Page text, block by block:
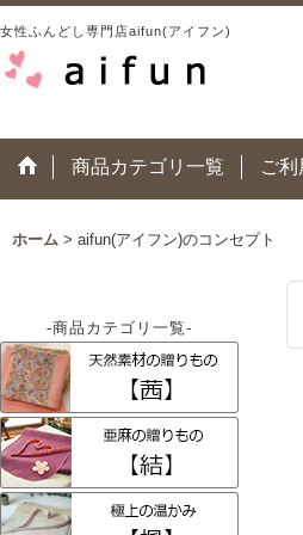
女性ふんどし専門店aifun(アイフン)
商品カテゴリ一覧 ご利
ホーム > aifun(アイフン)のコンセプト
-商品カテゴリ一覧-